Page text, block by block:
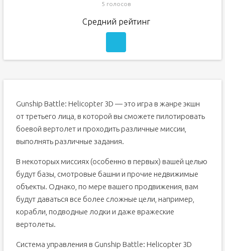
5 голосов
Средний рейтинг
Gunship Battle: Helicopter 3D — это игра в жанре экшн
от третьего лица, в которой вы сможете пилотировать
боевой вертолет и проходить различные миссии,
выполнять различные задания.
В некоторых миссиях (особенно в первых) вашей целью
будут базы, смотровые башни и прочие недвижимые
объекты. Однако, по мере вашего продвижения, вам
будут даваться все более сложные цели, например,
корабли, подводные лодки и даже вражеские
вертолеты.
Система управления в Gunship Battle: Helicopter 3D